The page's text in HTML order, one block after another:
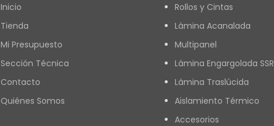
Inicio
Tienda
Mi Presupuesto
Sección Técnica
Contacto
Quiénes Somos
Rollos y Cintas
Lámina Acanalada
Multipanel
Lámina Engargolada SSR
Lámina Traslúcida
Aislamiento Térmico
Accesorios